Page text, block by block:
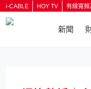
i-CABLE HOY TV 有線寬頻
新聞